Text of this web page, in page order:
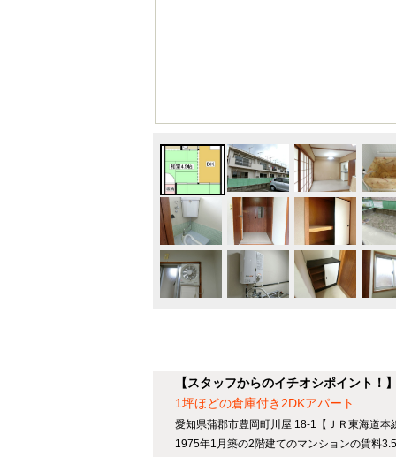
【スタッフからのイチオシポイント！
1坪ほどの倉庫付き2DKアパート
愛知県蒲郡市豊岡町川屋 18-1【ＪＲ東海道
1975年1月築の2階建てのマンションの賃料